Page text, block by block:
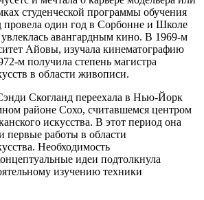
студенческой программы обучения
провела один год в Сорбонне и Школе
авангардным кино. В 1969-м
Айовы, изучала кинематографию
м получила степень магистра
в области живописи.
Скогланд переехала в Нью-Йорк
районе Сохо, считавшемся центром
искусства. В этот период она
первые работы в области
Необходимость
идеи подтолкнула
изучению техники